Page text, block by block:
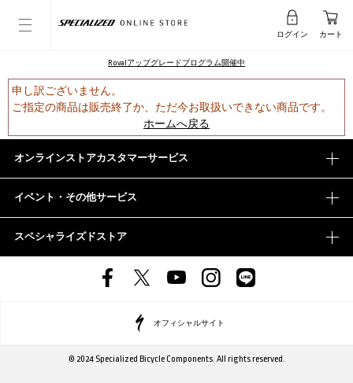
ログイン カート
Rovalアップグレードプログラム開催中
申し訳ございません。
ご指定の商品は販売終了か、ただ今お取扱いできない商品です。
ホームへ戻る
オンラインストアカスタマーサービス
イベント・その他サービス
スペシャライズドストア
オフィシャルサイト
© 2024 Specialized Bicycle Components. All rights reserved.